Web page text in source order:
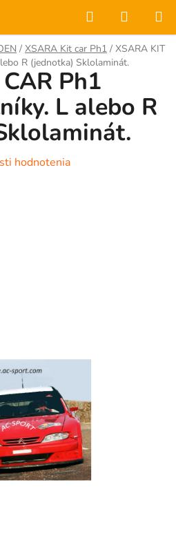
Hľadať
KOŠÍK
/ XSARA Kit car Ph1 / XSARA KIT
R (jednotka) Sklolaminát.
Ph1
L alebo R
hodnotenia